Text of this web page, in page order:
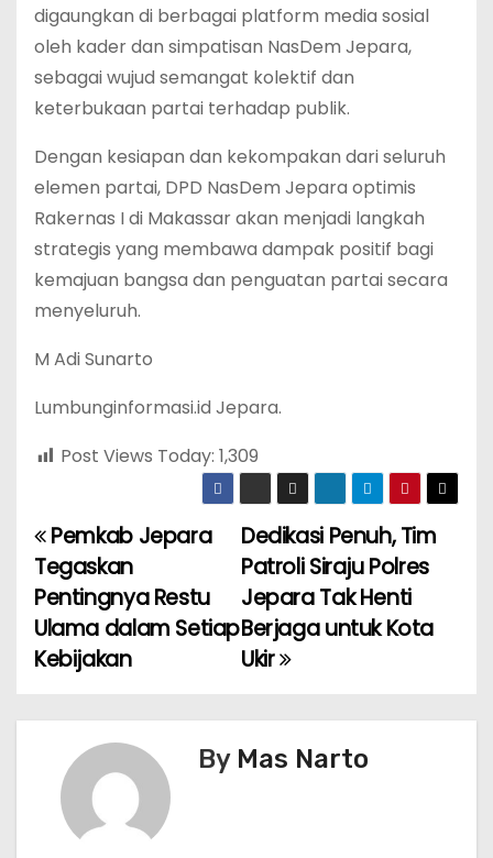
digaungkan di berbagai platform media sosial
oleh kader dan simpatisan NasDem Jepara,
sebagai wujud semangat kolektif dan
keterbukaan partai terhadap publik.
Dengan kesiapan dan kekompakan dari seluruh
elemen partai, DPD NasDem Jepara optimis
Rakernas I di Makassar akan menjadi langkah
strategis yang membawa dampak positif bagi
kemajuan bangsa dan penguatan partai secara
menyeluruh.
M Adi Sunarto
Lumbunginformasi.id Jepara.
Post Views Today: 1,309
P
o
s
n
Dedikasi Penuh, Tim
Patroli Siraju Polres
Jepara Tak Henti
Berjaga untuk Kota
Ukir
Pemkab Jepara
Tegaskan
Pentingnya Restu
Ulama dalam Setiap
Kebijakan
By Mas Narto